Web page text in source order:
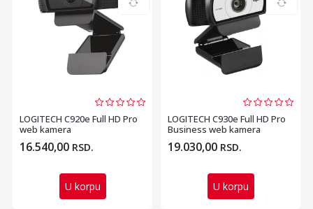
LOGITECH C920e Full HD Pro
web kamera
16.540,00 RSD.
U korpu
LOGITECH C930e Full HD Pro
Business web kamera
19.030,00 RSD.
U korpu